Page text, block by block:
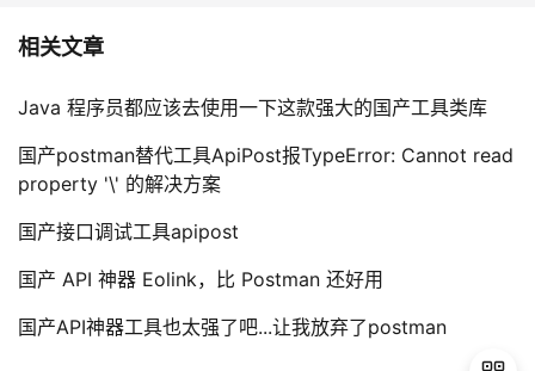
相关文章
Java 程序员都应该去使用一下这款强大的国产工具类库
国产postman替代工具ApiPost报TypeError: Cannot read
property '\' 的解决方案
国产接口调试工具apipost
国产 API 神器 Eolink，比 Postman 还好用
国产API神器工具也太强了吧...让我放弃了postman